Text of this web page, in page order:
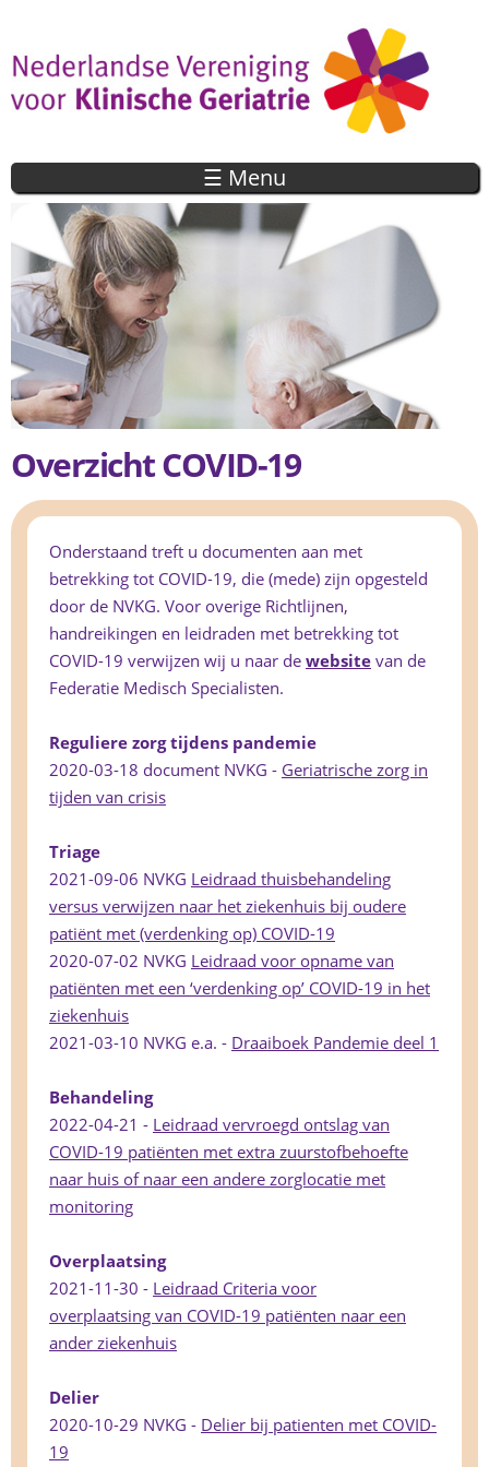
de inhoud
gaan
☰ Menu
Overzicht COVID-19
Onderstaand treft u documenten aan met
betrekking tot COVID-19, die (mede) zijn opgesteld
door de NVKG. Voor overige Richtlijnen,
handreikingen en leidraden met betrekking tot
COVID-19 verwijzen wij u naar de website van de
Federatie Medisch Specialisten.
Reguliere zorg tijdens pandemie
2020-03-18 document NVKG - Geriatrische zorg in
tijden van crisis
Triage
2021-09-06 NVKG Leidraad thuisbehandeling
versus verwijzen naar het ziekenhuis bij oudere
patiënt met (verdenking op) COVID-19
2020-07-02 NVKG Leidraad voor opname van
patiënten met een ‘verdenking op’ COVID-19 in het
ziekenhuis
2021-03-10 NVKG e.a. - Draaiboek Pandemie deel 1
Behandeling
2022-04-21 - Leidraad vervroegd ontslag van
COVID-19 patiënten met extra zuurstofbehoefte
naar huis of naar een andere zorglocatie met
monitoring
Overplaatsing
2021-11-30 - Leidraad Criteria voor
overplaatsing van COVID-19 patiënten naar een
ander ziekenhuis
Delier
2020-10-29 NVKG - Delier bij patienten met COVID-
19